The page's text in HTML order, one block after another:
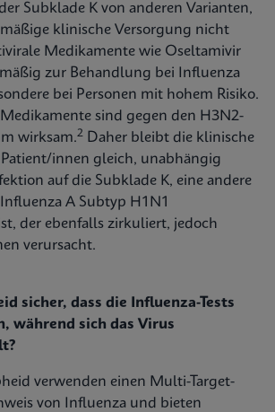
Subklade K von anderen Varianten,
klinische Versorgung nicht
Medikamente wie Oseltamivir
zur Behandlung bei Influenza
bei Personen mit hohem Risiko.
sind gegen den H3N2-
wirksam.2 Daher bleibt die klinische
innen gleich, unabhängig
auf die Subklade K, eine andere
A Subtyp H1N1
der ebenfalls zirkuliert, jedoch
verursacht.
sicher, dass die Influenza-Tests
während sich das Virus
verwenden einen Multi-Target-
von Influenza und bieten